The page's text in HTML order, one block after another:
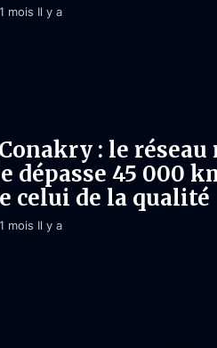
1 mois Il y a
: le
dépasse 45 000
celui de la qualité
1 mois Il y a